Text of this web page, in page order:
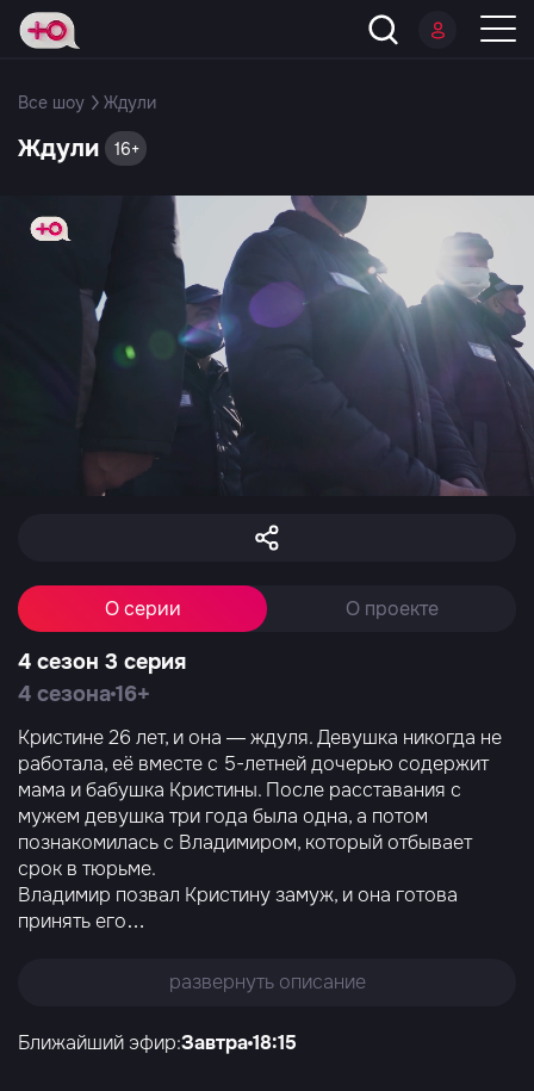
Все шоу Ждули
Ждули 16+
О серии О проекте
4 сезон 3 серия
4 сезона16+
Кристине 26 лет, и она — ждуля. Девушка никогда не
работала, её вместе с 5-летней дочерью содержит
мама и бабушка Кристины. После расставания с
мужем девушка три года была одна, а потом
познакомилась с Владимиром, который отбывает
срок в тюрьме.
Владимир позвал Кристину замуж, и она готова
принять его…
развернуть описание
Ближайший эфир:Завтра18:15